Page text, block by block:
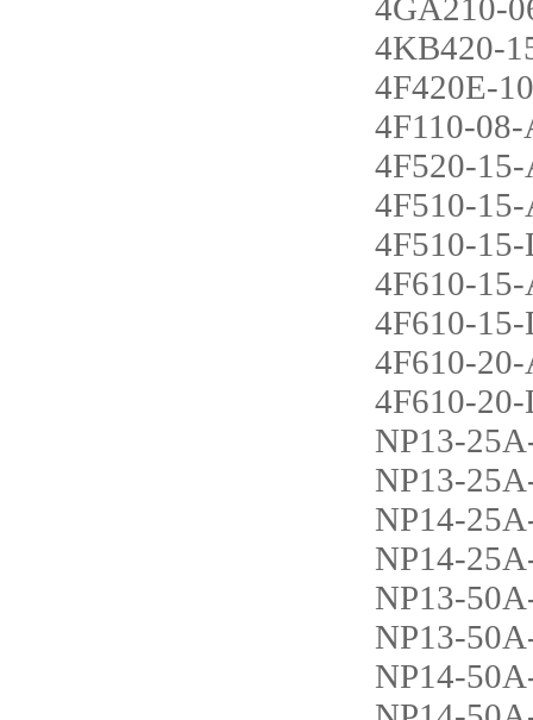
4GA210-
4KB420-
4F420E-
4F110-
4F520-
4F510-
4F510-
4F610-
4F610-
4F610-
4F610-
NP13-
NP13-
NP14-
NP14-
NP13-
NP13-
NP14-